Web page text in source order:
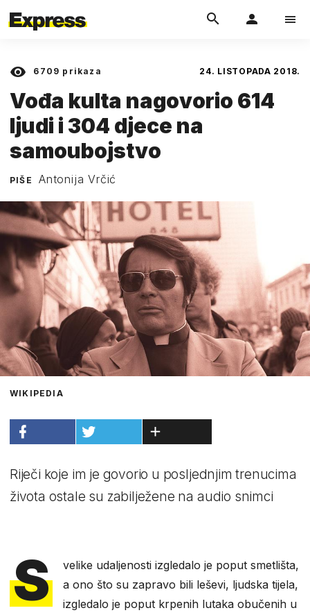
6709 prikaza 24. LISTOPADA 2018.
Vođa kulta nagovorio 614
ljudi i 304 djece na
samoubojstvo
PIŠE Antonija Vrčić
WIKIPEDIA
Riječi koje im je govorio u posljednjim trenucima
života ostale su zabilježene na audio snimci
S
velike udaljenosti izgledalo je poput smetlišta,
a ono što su zapravo bili leševi, ljudska tijela,
izgledalo je poput krpenih lutaka obučenih u